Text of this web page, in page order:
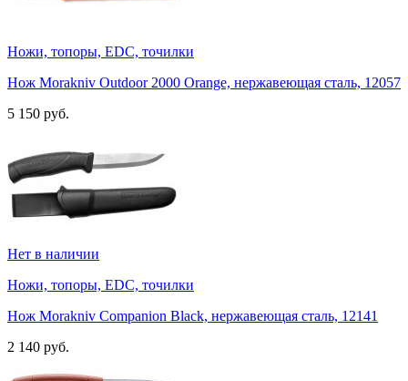
Ножи, топоры, EDC, точилки
Нож Morakniv Outdoor 2000 Orange, нержавеющая сталь, 12057
5 150 руб.
Нет в наличии
Ножи, топоры, EDC, точилки
Нож Morakniv Companion Black, нержавеющая сталь, 12141
2 140 руб.